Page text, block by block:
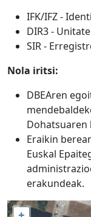
IFK/IFZ -
DIR3 -
SIR -
Nola iritsi:
DBEAren
Dohatsuaren
Eraikin
Euskal
erakundeak.